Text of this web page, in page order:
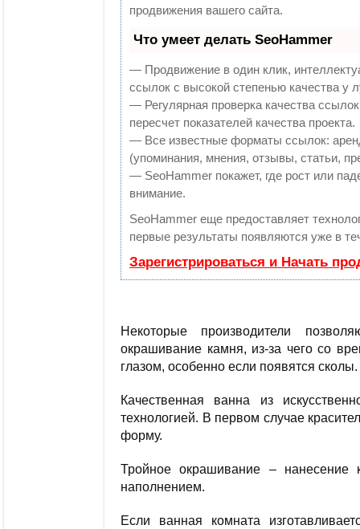
продвижения вашего сайта.
Что умеет делать SeoHammer
— Продвижение в один клик,
ссылок с высокой степенью качества у
— Регулярная проверка качества
пересчет показателей качества проекта.
— Все известные форматы ссылок:
(упоминания, мнения, отзывы, статьи,
— SeoHammer покажет, где рост или
внимание.
SeoHammer еще предоставляет
первые результаты появляются уже в
Зарегистрироваться и Начать
Некоторые производители
окрашивание камня, из-за чего со
глазом, особенно если появятся сколы.
Качественная ванна из
технологией. В первом случае
форму.
Тройное окрашивание –
наполнением.
Если ванная комната